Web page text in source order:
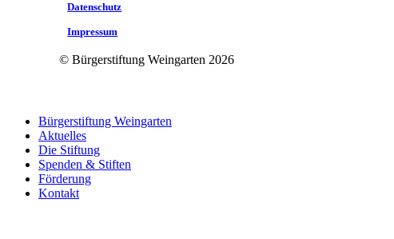
Datenschutz
Impressum
© Bürgerstiftung Weingarten 2026
Close
Menu
Bürgerstiftung Weingarten
Aktuelles
Die Stiftung
Spenden & Stiften
Förderung
Kontakt